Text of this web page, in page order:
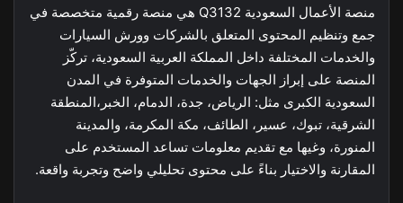
منصة الأعمال السعودية Q3132 هي منصة رقمية متخصصة في
جمع وتنظيم المحتوى المتعلق بالشركات وورش السيارات
والخدمات المختلفة داخل المملكة العربية السعودية، تركّز
المنصة على إبراز الجهات والخدمات المتوفرة في المدن
السعودية الكبرى مثل: الرياض، جدة، الدمام، الخبر،المنطقة
الشرقية، تبوك، عسير، الطائف، مكة المكرمة، والمدينة
المنورة، وغيها مع تقديم معلومات تساعد المستخدم على
المقارنة والاختيار بناءً على محتوى تحليلي واضح وتجربة واقعة.